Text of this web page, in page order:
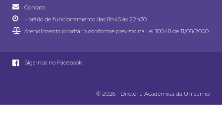
Contato
Horário de funcionamento das 8h45 às 22h30
Atendimento prioritário conforme previsto na Lei 10048 de 11/08/2000
Siga-nos no Facebook
© 2026 - Diretoria Acadêmica da Unicamp